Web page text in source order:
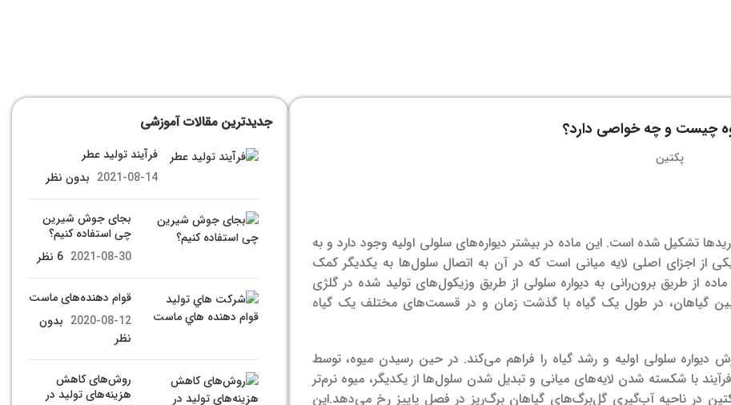
چیست و چه خواصی دارد؟
تشکیل شده است. این ماده در بیشتر دیواره‌های سلولی اولیه وجود دارد و به
از اجزای اصلی لایه میانی است که در آن به اتصال سلول‌ها به یکدیگر کمک
از طریق برون‌رانی به دیواره سلولی از طریق وزیکول‌های تولید شده در گلژی
بین گیاهان، در طول یک گیاه با گذشت زمان و در قسمت‌های مختلف یک گیاه
سلولی اولیه و رشد گیاه را فراهم می‌کند. در حین رسیدن میوه، توسط
با شکسته شدن لایه‌های میانی و تبدیل شدن سلول‌ها از یکدیگر، میوه نرم‌تر
در ناحیه آب‌گیری گل‌برگ‌های گیاهان برگ‌ریز در فصل پاییز رخ می‌دهد.این
جدیدترین مقالات آموزشی
فرآیند تولید عطر
2021-08-14 بدون نظر
بجای جوش شیرین
چی استفاده کنیم؟
2021-08-30 6 نظر
قوام دهنده‌های ماست
2020-08-12 بدون
نظر
روش‌های کاهش
هزینه‌های تولید در